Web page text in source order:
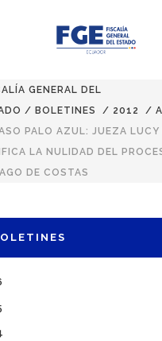
GENERAL DEL
/ BOLETINES / 2012 /
PALO AZUL: JUEZA LUCY
LA NULIDAD DEL
DE COSTAS